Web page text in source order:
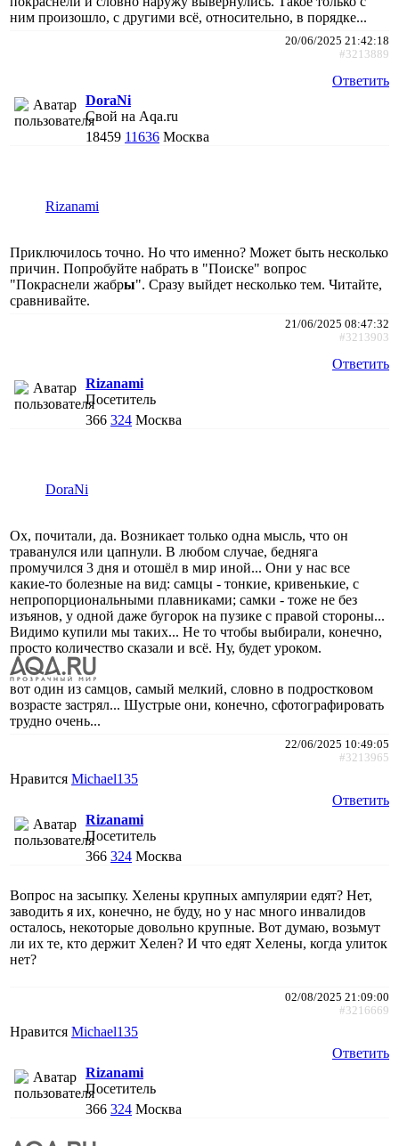
ним произошло, с другими всё, относительно, в порядке...
20/06/2025 21:42:18
#3213889
Ответить
DoraNi
Свой на Aqa.ru
18459 11636 Москва
Rizanami
Приключилось точно. Но что именно? Может быть несколько
причин. Попробуйте набрать в "Поиске" вопрос
"Покраснели жабры". Сразу выйдет несколько тем. Читайте,
сравнивайте.
21/06/2025 08:47:32
#3213903
Ответить
Rizanami
Посетитель
366 324 Москва
DoraNi
Ох, почитали, да. Возникает только одна мысль, что он
траванулся или цапнули. В любом случае, бедняга
промучился 3 дня и отошёл в мир иной... Они у нас все
какие-то болезные на вид: самцы - тонкие, кривенькие, с
непропорциональными плавниками; самки - тоже не без
изъянов, у одной даже бугорок на пузике с правой стороны...
Видимо купили мы таких... Не то чтобы выбирали, конечно,
просто количество сказали и всё. Ну, будет уроком.
вот один из самцов, самый мелкий, словно в подростковом
возрасте застрял... Шустрые они, конечно, сфотографировать
трудно очень...
22/06/2025 10:49:05
#3213965
Нравится Michael135
Ответить
Rizanami
Посетитель
366 324 Москва
Вопрос на засыпку. Хелены крупных ампулярии едят? Нет,
заводить я их, конечно, не буду, но у нас много инвалидов
осталось, некоторые довольно крупные. Вот думаю, возьмут
ли их те, кто держит Хелен? И что едят Хелены, когда улиток
нет?
02/08/2025 21:09:00
#3216669
Нравится Michael135
Ответить
Rizanami
Посетитель
366 324 Москва